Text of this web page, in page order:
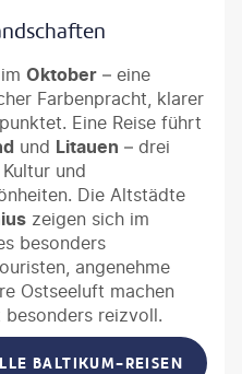
im Oktober – eine
Farbenpracht, klarer
Eine Reise führt
und Litauen – drei
und
Die Altstädte
zeigen sich im
besonders
angenehme
Ostseeluft machen
reizvoll.
BALTIKUM-REISEN